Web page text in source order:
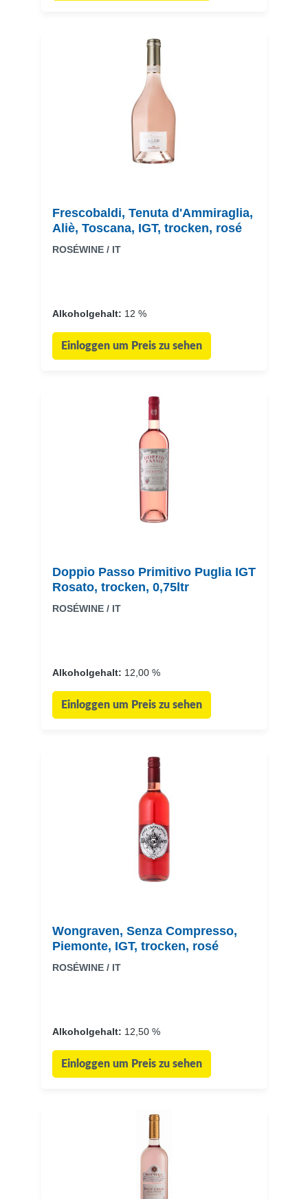
Frescobaldi, Tenuta d'Ammiraglia,
Aliè, Toscana, IGT, trocken, rosé
ROSÉWINE / IT
Alkoholgehalt: 12 %
Einloggen um Preis zu sehen
Doppio Passo Primitivo Puglia IGT
Rosato, trocken, 0,75ltr
ROSÉWINE / IT
Alkoholgehalt: 12,00 %
Einloggen um Preis zu sehen
Wongraven, Senza Compresso,
Piemonte, IGT, trocken, rosé
ROSÉWINE / IT
Alkoholgehalt: 12,50 %
Einloggen um Preis zu sehen